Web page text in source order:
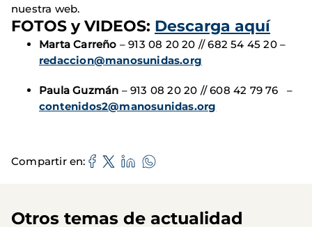
nuestra web.
FOTOS y VIDEOS: Descarga aquí
Marta Carreño – 913 08 20 20 // 682 54 45 20 –
redaccion@manosunidas.org
Paula Guzmán – 913 08 20 20 // 608 42 79 76 –
contenidos2@manosunidas.org
Compartir en
Otros temas de actualidad